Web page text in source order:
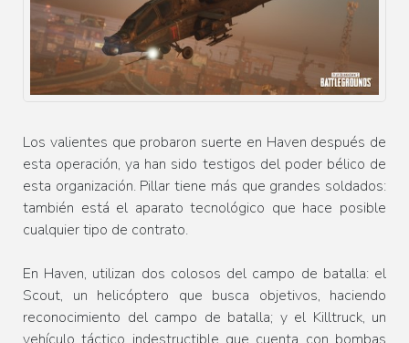
Los valientes que probaron suerte en Haven después de
esta operación, ya han sido testigos del poder bélico de
esta organización. Pillar tiene más que grandes soldados:
también está el aparato tecnológico que hace posible
cualquier tipo de contrato.
En Haven, utilizan dos colosos del campo de batalla: el
Scout, un helicóptero que busca objetivos, haciendo
reconocimiento del campo de batalla; y el Killtruck, un